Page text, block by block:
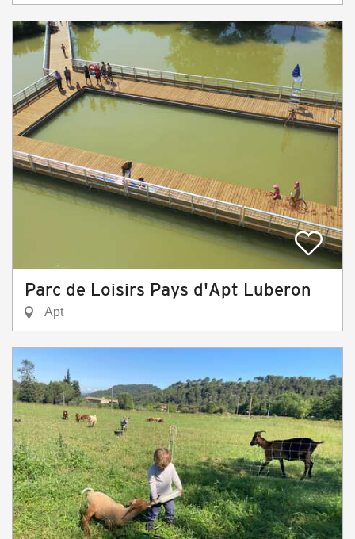
Parc de Loisirs Pays d'Apt Luberon
Apt